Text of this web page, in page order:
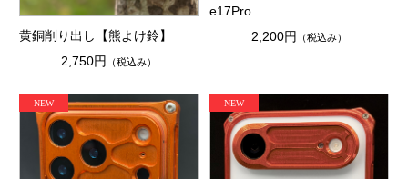
黄銅削り出し【熊よけ鈴】
2,750円
（税込み）
e17Pro
2,200円
（税込み）